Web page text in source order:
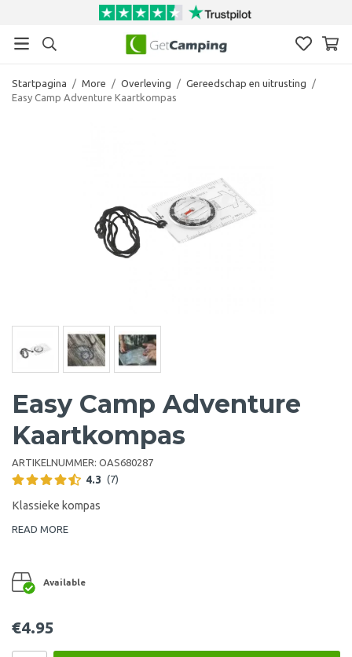
Startpagina / More / Overleving / Gereedschap en uitrusting
/
Easy Camp Adventure Kaartkompas
Easy Camp Adventure
Kaartkompas
ARTIKELNUMMER: OAS680287
4.3 (7)
Klassieke kompas
READ MORE
Available
€4.95